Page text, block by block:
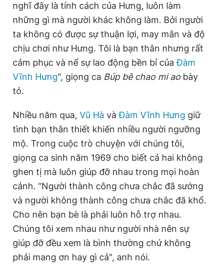
Tổng biên tập: Nguyễn Ngọc Toàn
Phó tổng biên tập thường trực: Hải Thành
Phó tổng biên tập: Lâm Hiếu Dũng
Phó tổng biên tập: Trần Việt Hưng
Tổng thư ký tòa soạn: Đức Trung
Giấy phép xuất bản số 110/GP - BTTTT cấp ngày 24.3.2020
© 2003-2026 Bản quyền thuộc về Báo Thanh Niên. Cấm sao
chép dưới mọi hình thức nếu không có sự chấp thuận bằng văn
bản. Phát triển bởi ePi Technologies, JSC.
nghĩ đây là tính cách của Hưng, luôn làm
những gì mà người khác không làm. Bởi người
ta không có được sự thuận lợi, may mắn và độ
chịu chơi như Hưng. Tôi là bạn thân nhưng rất
cảm phục và nể sự lao động bền bỉ củaĐàm
Vĩnh Hưng", giọng ca Búp bê chao mi aobày
tỏ.
Nhiều năm qua, Vũ Hà vàĐàm Vĩnh Hưng giữ
tình bạn thân thiết khiến nhiều người ngưỡng
mộ. Trong cuộc trò chuyện với chúng tôi,
giọng ca sinh năm 1969 cho biết cả hai không
ghen tị mà luôn giúp đỡ nhau trong mọi hoàn
cảnh. “Người thành công chưa chắc đã sướng
và người không thành công chưa chắc đã khổ.
Cho nên bạn bè là phải luôn hỗ trợ nhau.
Chúng tôi xem nhau như người nhà nên sự
giúp đỡ đều xem là bình thường chứ không
phải mang ơn hay gì cả", anh nói.